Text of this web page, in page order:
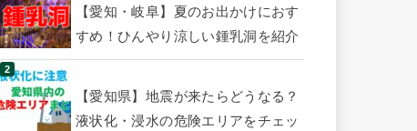
【愛知・岐阜】夏のお出かけにおす
すめ！ひんやり涼しい鍾乳洞を紹介
【愛知県】地震が来たらどうなる？
液状化・浸水の危険エリアをチェッ